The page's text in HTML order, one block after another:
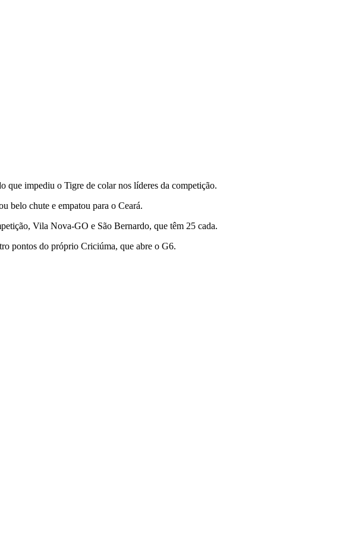
que impediu o Tigre de colar nos líderes da competição.
belo chute e empatou para o Ceará.
Vila Nova-GO e São Bernardo, que têm 25 cada.
pontos do próprio Criciúma, que abre o G6.